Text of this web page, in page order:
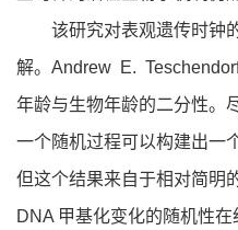
该研究对表观遗传时钟
解。Andrew E.
年龄与生物年龄的二分性
一个随机过程可以构建出一
但这个结果来自于相对简明
DNA 甲基化变化的随机性